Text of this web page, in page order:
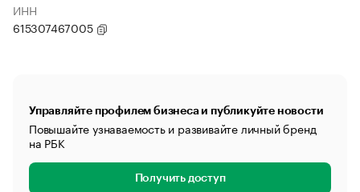
ИНН
615307467005
Управляйте профилем бизнеса и публикуйте новости
Повышайте узнаваемость и развивайте личный бренд
на РБК
Получить доступ